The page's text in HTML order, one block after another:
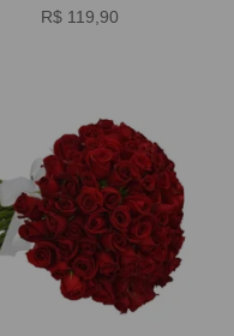
R$ 119,90